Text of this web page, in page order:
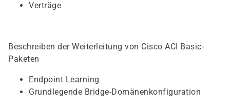
Verträge
Beschreiben der Weiterleitung von Cisco ACI Basic-
Paketen
Endpoint Learning
Grundlegende Bridge-Domänenkonfiguration